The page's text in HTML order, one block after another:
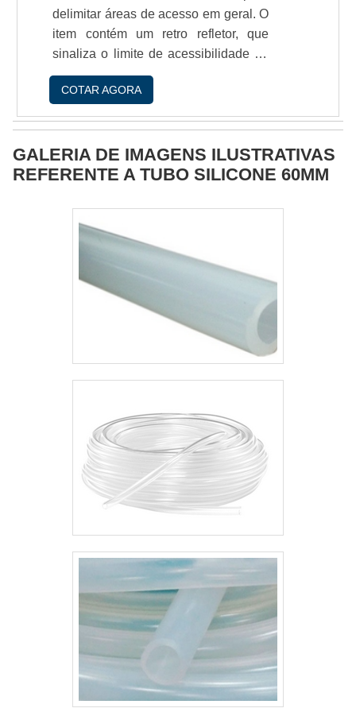
delimitar áreas de acesso em geral. O
item contém um retro refletor, que
sinaliza o limite de acessibilidade de
áreas de risco. Os tachíµes podem ser
utilizados em inúmeras situaçíµes,
como em estradas, avisos para
lombadas etc.Seu uso pode prevenir
uma série de acidentes que sío
causados devido a ausência de
importante que eles sejam chamativos
e bem colocados, para que todos que
circulam pelos locais onde exist.
COTAR AGORA
GALERIA DE IMAGENS ILUSTRATIVAS
REFERENTE A TUBO SILICONE 60MM